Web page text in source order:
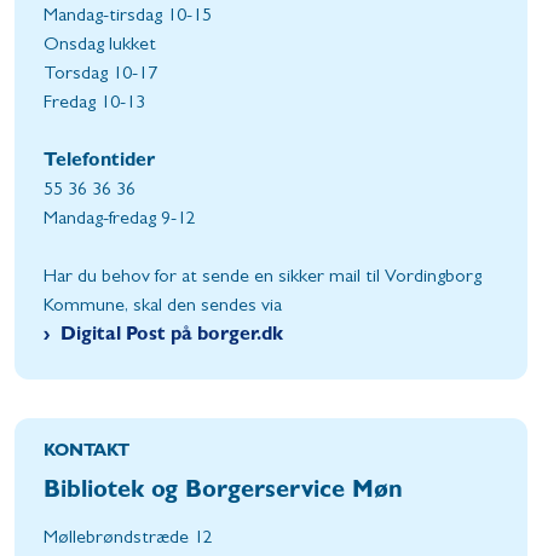
Mandag-tirsdag 10-15
Onsdag lukket
Torsdag 10-17
Fredag 10-13
Telefontider
55 36 36 36
Mandag-fredag 9-12
Har du behov for at sende en sikker mail til Vordingborg
Kommune, skal den sendes via
Digital Post på borger.dk
KONTAKT
Bibliotek og Borgerservice Møn
Møllebrøndstræde 12